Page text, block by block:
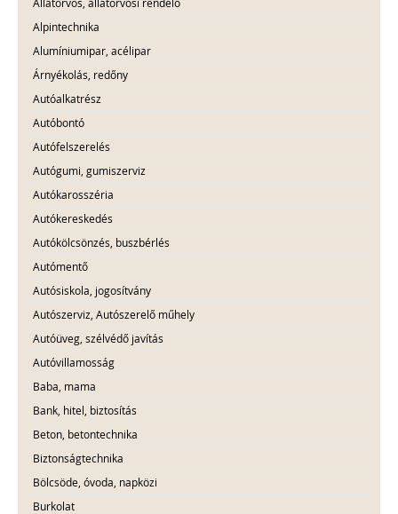
Alpintechnika
Alumíniumipar, acélipar
Árnyékolás, redőny
Autóalkatrész
Autóbontó
Autófelszerelés
Autógumi, gumiszerviz
Autókarosszéria
Autókereskedés
Autókölcsönzés, buszbérlés
Autómentő
Autósiskola, jogosítvány
Autószerviz, Autószerelő műhely
Autóüveg, szélvédő javítás
Autóvillamosság
Baba, mama
Bank, hitel, biztosítás
Beton, betontechnika
Biztonságtechnika
Bölcsöde, óvoda, napközi
Burkolat